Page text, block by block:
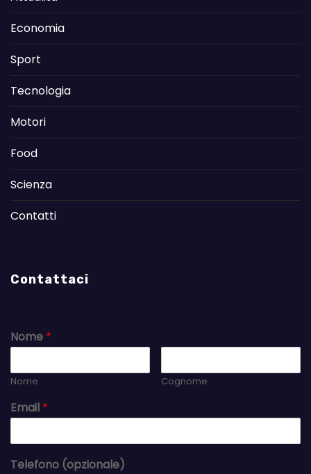
Economia
Sport
Tecnologia
Motori
Food
Scienza
Contatti
Contattaci
Nome *
Nome Cognome
Email *
Telefono (opzionale)